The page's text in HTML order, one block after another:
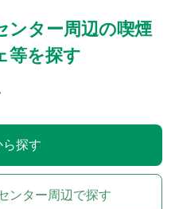
ンター周辺の喫煙
等を探す
探す
ンター周辺で探す